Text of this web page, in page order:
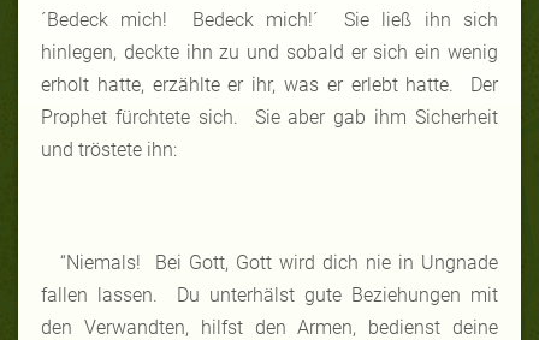
´Bedeck mich! Bedeck mich!´ Sie ließ ihn sich
hinlegen, deckte ihn zu und sobald er sich ein wenig
erholt hatte, erzählte er ihr, was er erlebt hatte. Der
Prophet fürchtete sich. Sie aber gab ihm Sicherheit
und tröstete ihn:
“Niemals! Bei Gott, Gott wird dich nie in Ungnade
fallen lassen. Du unterhälst gute Beziehungen mit
den Verwandten, hilfst den Armen, bedienst deine